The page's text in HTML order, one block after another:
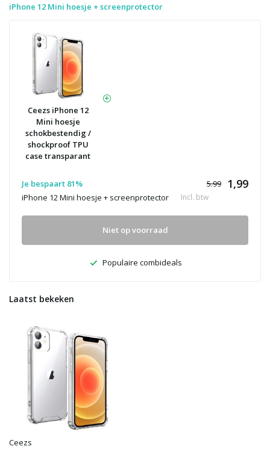
iPhone 12 Mini hoesje + screenprotector
Ceezs iPhone 12
Mini hoesje
schokbestendig /
shockproof TPU
case transparant
Je bespaart 81% 5.99 1,99
iPhone 12 Mini hoesje + screenprotector Incl. btw
Niet op voorraad
Populaire combideals
Laatst bekeken
Ceezs